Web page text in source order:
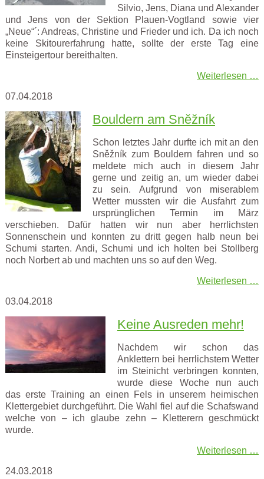
Silvio, Jens, Diana und Alexander
und Jens von der Sektion Plauen-Vogtland sowie vier
„Neue“´: Andreas, Christine und Frieder und ich. Da ich noch
keine Skitourerfahrung hatte, sollte der erste Tag eine
Einsteigertour bereithalten.
Weiterlesen …
07.04.2018
Bouldern am Sněžník
Schon letztes Jahr durfte ich mit an den
Sněžník zum Bouldern fahren und so
meldete mich auch in diesem Jahr
gerne und zeitig an, um wieder dabei
zu sein. Aufgrund von miserablem
Wetter mussten wir die Ausfahrt zum
ursprünglichen Termin im März
verschieben. Dafür hatten wir nun aber herrlichsten
Sonnenschein und konnten zu dritt gegen halb neun bei
Schumi starten. Andi, Schumi und ich holten bei Stollberg
noch Norbert ab und machten uns so auf den Weg.
Weiterlesen …
03.04.2018
Keine Ausreden mehr!
Nachdem wir schon das
Anklettern bei herrlichstem Wetter
im Steinicht verbringen konnten,
wurde diese Woche nun auch
das erste Training an einen Fels in unserem heimischen
Klettergebiet durchgeführt. Die Wahl fiel auf die Schafswand
welche von – ich glaube zehn – Kletterern geschmückt
wurde.
Weiterlesen …
24.03.2018